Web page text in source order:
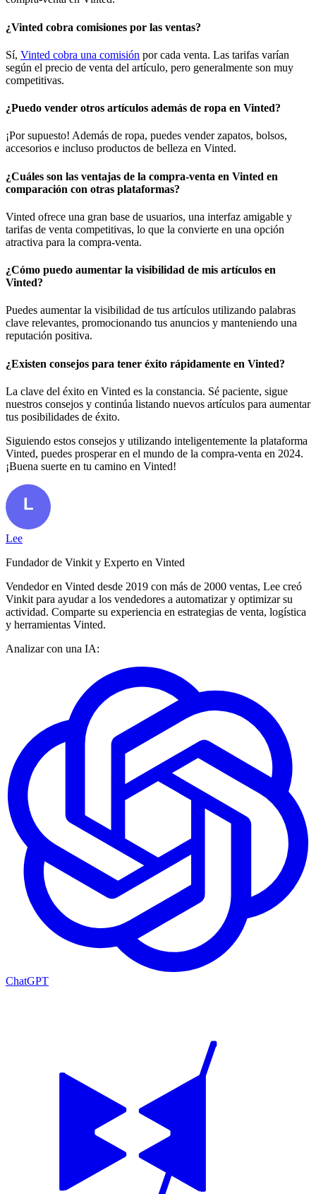
¿Vinted cobra comisiones por las ventas?
Sí, Vinted cobra una comisión por cada venta. Las tarifas varían
según el precio de venta del artículo, pero generalmente son muy
competitivas.
¿Puedo vender otros artículos además de ropa en Vinted?
¡Por supuesto! Además de ropa, puedes vender zapatos, bolsos,
accesorios e incluso productos de belleza en Vinted.
¿Cuáles son las ventajas de la compra-venta en Vinted en
comparación con otras plataformas?
Vinted ofrece una gran base de usuarios, una interfaz amigable y
tarifas de venta competitivas, lo que la convierte en una opción
atractiva para la compra-venta.
¿Cómo puedo aumentar la visibilidad de mis artículos en
Vinted?
Puedes aumentar la visibilidad de tus artículos utilizando palabras
clave relevantes, promocionando tus anuncios y manteniendo una
reputación positiva.
¿Existen consejos para tener éxito rápidamente en Vinted?
La clave del éxito en Vinted es la constancia. Sé paciente, sigue
nuestros consejos y continúa listando nuevos artículos para aumentar
tus posibilidades de éxito.
Siguiendo estos consejos y utilizando inteligentemente la plataforma
Vinted, puedes prosperar en el mundo de la compra-venta en 2024.
¡Buena suerte en tu camino en Vinted!
Lee
Fundador de Vinkit y Experto en Vinted
Vendedor en Vinted desde 2019 con más de 2000 ventas, Lee creó
Vinkit para ayudar a los vendedores a automatizar y optimizar su
actividad. Comparte su experiencia en estrategias de venta, logística
y herramientas Vinted.
Analizar con una IA:
ChatGPT